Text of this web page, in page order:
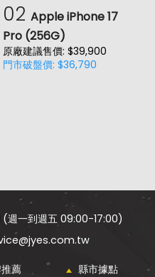
02 Apple iPhone 17
Pro (256G)
原廠建議售價: $39,900
門市破盤價: $36,790
週一到週五 09:00-17:00)
薦 縣市據點